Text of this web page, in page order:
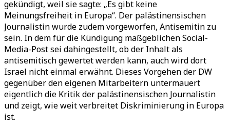
gekündigt, weil sie sagte: „Es gibt keine
Meinungsfreiheit in Europa“. Der palästinensischen
Journalistin wurde zudem vorgeworfen, Antisemitin zu
sein. In dem für die Kündigung maßgeblichen Social-
Media-Post sei dahingestellt, ob der Inhalt als
antisemitisch gewertet werden kann, auch wird dort
Israel nicht einmal erwähnt. Dieses Vorgehen der DW
gegenüber den eigenen Mitarbeitern untermauert
eigentlich die Kritik der palästinensischen Journalistin
und zeigt, wie weit verbreitet Diskriminierung in Europa
ist.